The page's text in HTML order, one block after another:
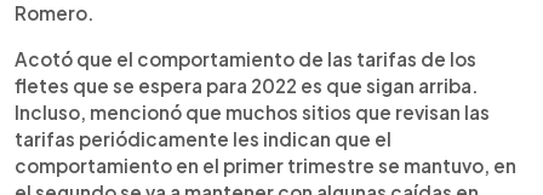
Romero.
Acotó que el comportamiento de las tarifas de los
fletes que se espera para 2022 es que sigan arriba.
Incluso, mencionó que muchos sitios que revisan las
tarifas periódicamente les indican que el
comportamiento en el primer trimestre se mantuvo, en